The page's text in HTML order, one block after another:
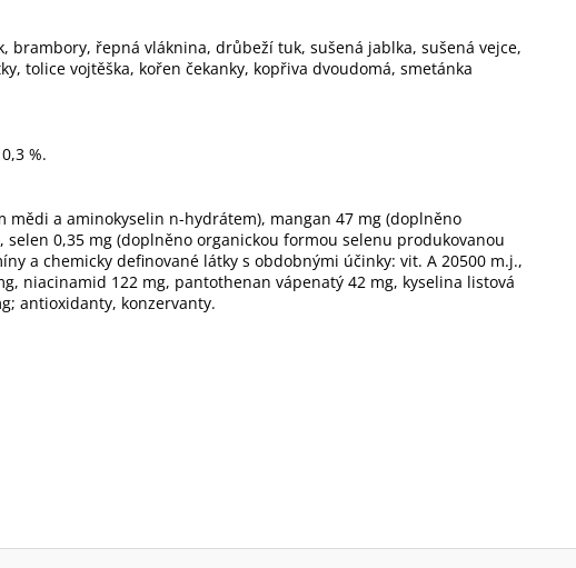
brambory, řepná vláknina, drůbeží tuk, sušená jablka, sušená vejce,
tolice vojtěška, kořen čekanky, kopřiva dvoudomá, smetánka
%.
mědi a aminokyselin n-hydrátem), mangan 47 mg (doplněno
0,35 mg (doplněno organickou formou selenu produkovanou
a chemicky definované látky s obdobnými účinky: vit. A 20500 m.j.,
niacinamid 122 mg, pantothenan vápenatý 42 mg, kyselina listová
antioxidanty, konzervanty.